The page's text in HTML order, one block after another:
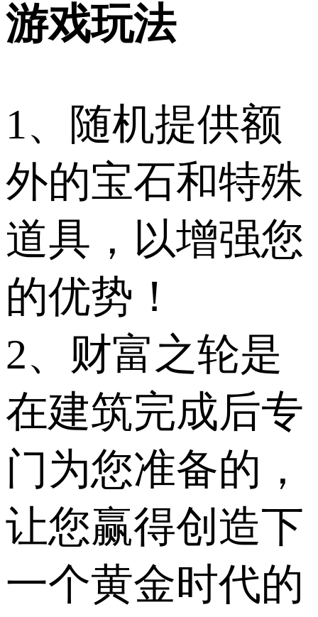
游戏玩法
1、随机提供额
外的宝石和特殊
道具，以增强您
的优势！
2、财富之轮是
在建筑完成后专
门为您准备的，
让您赢得创造下
一个黄金时代的